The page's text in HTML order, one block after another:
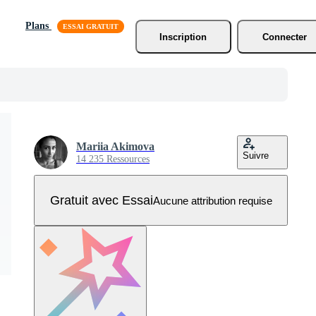
Plans
Inscription
Connecter
Mariia Akimova
14 235 Ressources Suivre
Gratuit avec EssaiAucune attribution requise